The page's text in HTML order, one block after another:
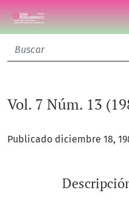
Vol. 7 Núm. 13 (1988)
Vol. 7 Núm. 13
Publicado diciembre 18,